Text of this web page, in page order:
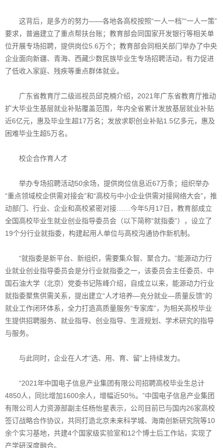
这背后，是多方的努力——各地各高校按照“一人一档”“一人一策”
要求，普遍建立了重点帮扶台账；教育部会同国家开发银行等相关单
位开展专场招聘，提供岗位5.6万个；教育部会同相关部门举办了中央
企业面向新疆、青海、西藏少数民族毕业生专场招聘活动，有力促进
了低收入家庭、残疾等重点群体就业。
广东省教育厅二级巡视员邱克楠介绍，2021年广东省教育厅推动
扩大毕业生基层就业补贴覆盖范围，年内全省累计发放基层就业补贴
近6亿元，惠及毕业生超17万名；发放求职创业补贴1.5亿多元，惠及
困难毕业生超5万名。
校企合作育人才
举办专场招聘活动50余场，提供岗位信息近67万条；组织举办
“重点领域校企供需对接会”和“高校与中小企业供需对接网络大会”，推
动部门、行业、企业和高校紧密对接……今年5月17日，教育部成立
全国高校毕业生就业创业指导委员会（以下简称“就指委”），设立了
19个分行业就指委，构建起用人单位与高校沟通协作新机制。
“就指委是新平台、新组织，需要集众智、聚合力。”能源动力行
业就业创业指导委员会是分行业就指委之一，该委员会主任委员、中
国石油大学（北京）党委书记陈峰介绍，自成立以来，能源动力行业
就指委聚焦供需关系，提出建立“人才培养—充分就业—质量反馈”的
就业工作闭环体系，全力打造高质量服务“专家库”，为相关高校毕业
生提供招聘服务、就业指导、创业指导、生涯规划、学术研究的指导
与服务。
与此同时，企业在人才“选、用、育、留”上持续发力。
“2021年中国电子信息产业集团有限公司招聘高校毕业生总计
4850人，同比增加1600余人，增幅近50％。”中国电子信息产业集团
有限公司人力资源部副主任杨怡星表示，公司目前已与国内26家高校
签订战略合作协议，共同打造北京未来科学城、海南创新研究院等10
余个实习基地，共建4个国家级实验室和12个博士后工作站，实现了
产学研深度融合。